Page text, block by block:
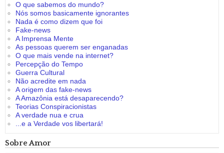
O que sabemos do mundo?
Nós somos basicamente ignorantes
Nada é como dizem que foi
Fake-news
A Imprensa Mente
As pessoas querem ser enganadas
O que mais vende na internet?
Percepção do Tempo
Guerra Cultural
Não acredite em nada
A origem das fake-news
A Amazônia está desaparecendo?
Teorias Conspiracionistas
A verdade nua e crua
...e a Verdade vos libertará!
Sobre Amor